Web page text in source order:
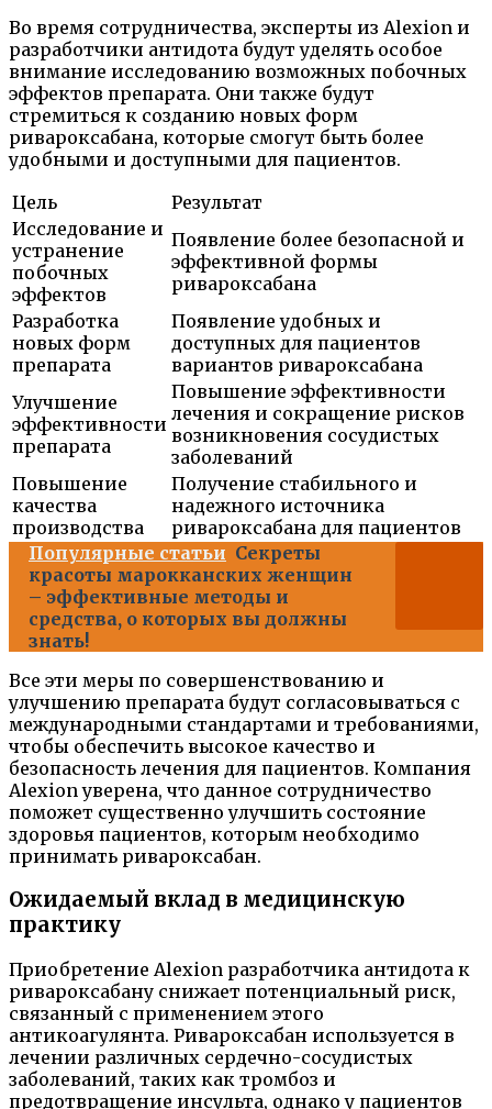
Во время сотрудничества, эксперты из Alexion и
разработчики антидота будут уделять особое
внимание исследованию возможных побочных
эффектов препарата. Они также будут
стремиться к созданию новых форм
ривароксабана, которые смогут быть более
удобными и доступными для пациентов.
Цель
Результат
Исследование и
устранение
побочных
эффектов
Появление более безопасной и
эффективной формы
ривароксабана
Разработка
новых форм
препарата
Появление удобных и
доступных для пациентов
вариантов ривароксабана
Улучшение
эффективности
препарата
Повышение эффективности
лечения и сокращение рисков
возникновения сосудистых
заболеваний
Повышение
качества
производства
Получение стабильного и
надежного источника
ривароксабана для пациентов
Популярные статьи Секреты
красоты марокканских женщин
– эффективные методы и
средства, о которых вы должны
знать!
Все эти меры по совершенствованию и
улучшению препарата будут согласовываться с
международными стандартами и требованиями,
чтобы обеспечить высокое качество и
безопасность лечения для пациентов. Компания
Alexion уверена, что данное сотрудничество
поможет существенно улучшить состояние
здоровья пациентов, которым необходимо
принимать ривароксабан.
Ожидаемый вклад в медицинскую
практику
Приобретение Alexion разработчика антидота к
ривароксабану снижает потенциальный риск,
связанный с применением этого
антикоагулянта. Ривароксабан используется в
лечении различных сердечно-сосудистых
заболеваний, таких как тромбоз и
предотвращение инсульта, однако у пациентов